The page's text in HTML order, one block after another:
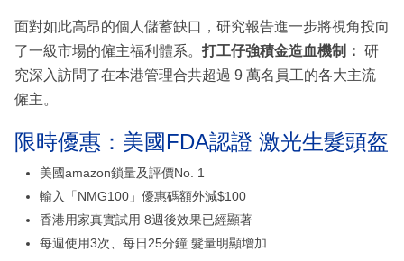
面對如此高昂的個人儲蓄缺口，研究報告進一步將視角投向
了一級市場的僱主福利體系。 打工仔強積金造血機制： 研
究深入訪問了在本港管理合共超過 9 萬名員工的各大主流
僱主。
限時優惠：美國FDA認證 激光生髮頭盔
美國amazon鎖量及評價No. 1
輸入「NMG100」優惠碼額外減$100
香港用家真實試用 8週後效果已經顯著
每週使用3次、每日25分鐘 髮量明顯增加